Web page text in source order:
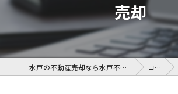
売却
水戸の不動産売却なら水戸不動産売却相談センター コラム